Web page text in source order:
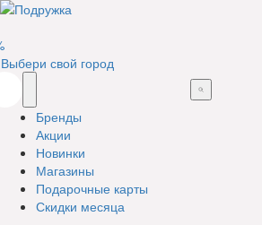
Выбери свой город
Бренды
Акции
Новинки
Магазины
Подарочные карты
Скидки месяца